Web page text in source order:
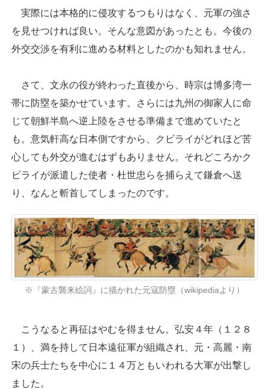
実際には本格的に侵攻するつもりはなく、元軍の強さ
を見せつければ良い。そんな意図があったとも。今後の
外交交渉を有利に進める材料としたのかも知れません。
さて、文永の役が終わった直後から、時宗は博多湾一
帯に防塁を築かせています。さらには九州の御家人に命
じて朝鮮半島へ逆上陸をさせる準備まで進めていたと
も。意気軒高な日本側ですから、クビライがどれほど苦
心しても外交が進むはずもありません。それどころかク
ビライが派遣した使者・杜世忠らを捕らえて鎌倉へ送
り、なんと斬首してしまったのです。
※『蒙古襲来絵詞』に描かれた元寇防塁（wikipediaより）
こうなると再征はやむを得ません。弘安４年（１２８
１）、満を持して日本遠征軍が組織され、元・高麗・南
宋の兵士たちを中心に１４万ともいわれる大軍が出撃し
ました。